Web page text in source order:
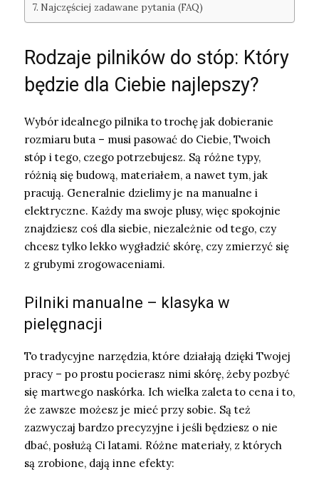
Najczęściej zadawane pytania (FAQ)
Rodzaje pilników do stóp: Który
będzie dla Ciebie najlepszy?
Wybór idealnego pilnika to trochę jak dobieranie
rozmiaru buta – musi pasować do Ciebie, Twoich
stóp i tego, czego potrzebujesz. Są różne typy,
różnią się budową, materiałem, a nawet tym, jak
pracują. Generalnie dzielimy je na manualne i
elektryczne. Każdy ma swoje plusy, więc spokojnie
znajdziesz coś dla siebie, niezależnie od tego, czy
chcesz tylko lekko wygładzić skórę, czy zmierzyć się
z grubymi zrogowaceniami.
Pilniki manualne – klasyka w
pielęgnacji
To tradycyjne narzędzia, które działają dzięki Twojej
pracy – po prostu pocierasz nimi skórę, żeby pozbyć
się martwego naskórka. Ich wielka zaleta to cena i to,
że zawsze możesz je mieć przy sobie. Są też
zazwyczaj bardzo precyzyjne i jeśli będziesz o nie
dbać, posłużą Ci latami. Różne materiały, z których
są zrobione, dają inne efekty: